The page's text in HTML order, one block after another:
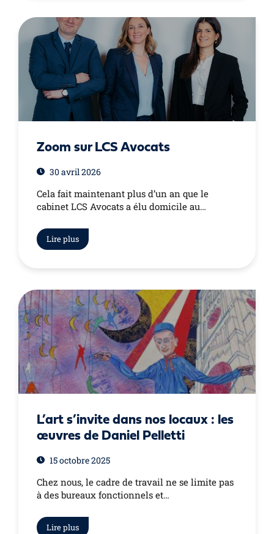
Zoom sur LCS Avocats
30 avril 2026
Cela fait maintenant plus d’un an que le
cabinet LCS Avocats a élu domicile au…
Lire plus
L’art s’invite dans nos locaux : les
œuvres de Daniel Pelletti
15 octobre 2025
Chez nous, le cadre de travail ne se limite pas
à des bureaux fonctionnels et…
Lire plus